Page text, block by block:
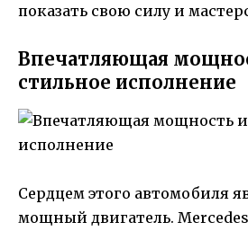
показать свою силу и
Впечатляющая
стильное исполнение
Сердцем этого автомобиля
мощный двигатель.